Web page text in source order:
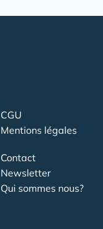
CGU
Mentions légales
Contact
Newsletter
Qui sommes nous?